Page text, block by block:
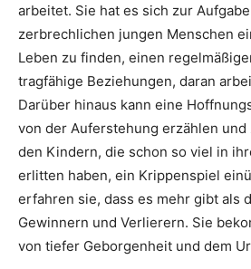
arbeitet. Sie hat es sich zur
zerbrechlichen jungen Menschen
Leben zu finden, einen
tragfähige Beziehungen, daran
Darüber hinaus kann eine
von der Auferstehung erzählen und
den Kindern, die schon so viel in
erlitten haben, ein Krippenspiel
erfahren sie, dass es mehr gibt als
Gewinnern und Verlierern. Sie
von tiefer Geborgenheit und dem